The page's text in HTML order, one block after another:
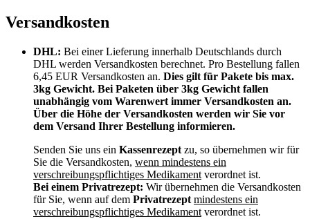
Versandkosten
DHL: Bei einer Lieferung innerhalb Deutschlands durch
DHL werden Versandkosten berechnet. Pro Bestellung fallen
6,45 EUR Versandkosten an. Dies gilt für Pakete bis max.
3kg Gewicht. Bei Paketen über 3kg Gewicht fallen
unabhängig vom Warenwert immer Versandkosten an.
Über die Höhe der Versandkosten werden wir Sie vor
dem Versand Ihrer Bestellung informieren.
Senden Sie uns ein Kassenrezept zu, so übernehmen wir für
Sie die Versandkosten, wenn mindestens ein
verschreibungspflichtiges Medikament verordnet ist.
Bei einem Privatrezept: Wir übernehmen die Versandkosten
für Sie, wenn auf dem Privatrezept mindestens ein
verschreibungspflichtiges Medikament verordnet ist.